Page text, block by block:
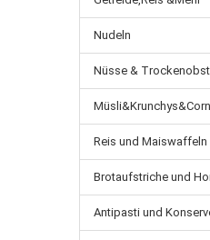
Nudeln
Nüsse & Trockenobst
Reis und Maiswaffeln
Brotaufstriche und
Antipasti und